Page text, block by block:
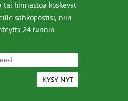
tai hinnastoa koskevat
sähköpostisi, niin
24 tunnin